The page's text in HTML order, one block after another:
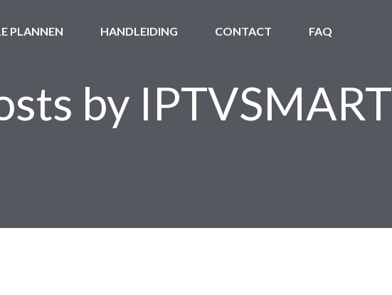
PLANNEN HANDLEIDING CONTACT FAQ
by IPTVSMART